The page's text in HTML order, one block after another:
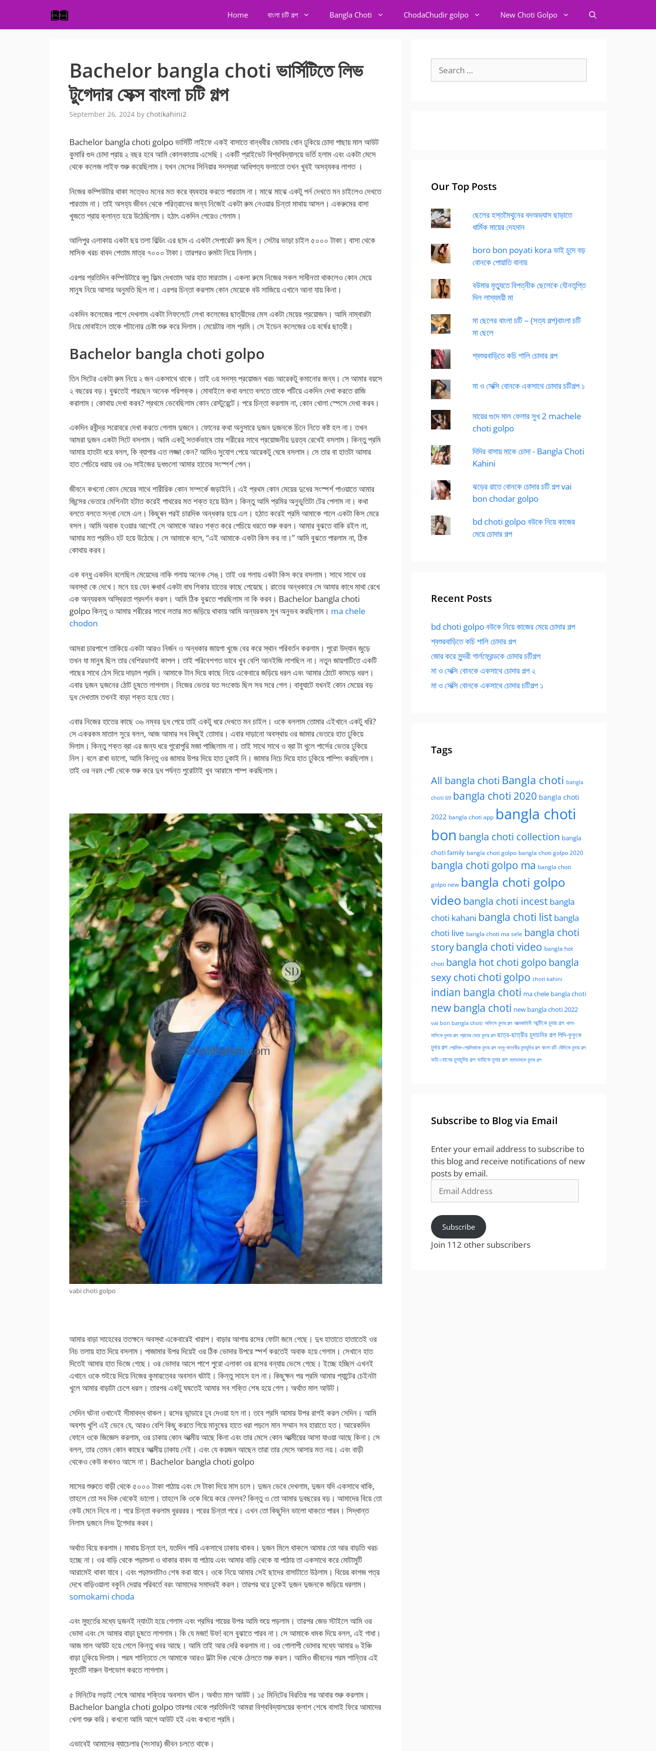
content
Home বাংলা চটি গল্প Bangla Choti ChodaChudir golpo New Choti Golpo
Bachelor bangla choti ভার্সিটিতে লিভ
টুগেদার সেক্স বাংলা চটি গল্প
September 26, 2024 by chotikahini2
Bachelor bangla choti golpo ভার্সিটি লাইফে একই বাসাতে বান্ধবীর ভোদায় ধোন ঢুকিয়ে চোদা পাছায় মাল আউট
কুমারি গুদ চোদা প্রায় ২ বছর হবে আমি কোলকাতায় এসেছি। একটি প্রাইভেট বিশ্ববিদ্যালয়ে ভর্তি হলাম এবং একটা মেসে
থেকে কলেজ লাইফ শুরু করেছিলাম। যখন মেসের সিনিয়ার সদস্যরা আধিপত্য ফলাতো তখন খুবই অসহ্যকর লাগত ।
নিজের কম্পিউটার থাকা সত্বেও মনের মত করে ব্যবহার করতে পারতাম না। মাঝে মাঝে একটু পর্ন দেখতে মন চাইলেও দেখতে
পারতাম না। তাই অসহ্য জীবন থেকে পরিত্রানের জন্য নিজেই একটা রুম নেওয়ার চিন্তা মাথায় আসল। একরুমের বাসা
খুজতে প্রায় ক্লান্ত হয়ে উঠেছিলাম। হঠাৎ একদিন পেয়েও গেলাম।
আলিপুর এলাকায় একটা ছয় তলা বিল্ডিং এর ছাদ এ একটা সেপারেট রুম ছিল। সেটার ভাড়া চাইল ৫০০০ টাকা। বাসা থেকে
মাসিক খরচ বাবদ পেতাম মাত্র ৭০০০ টাকা। তারপরও রুমটা নিয়ে নিলাম।
এরপর প্রতিদিন কম্পিউটারে ব্লু ফিল্ম দেখতাম আর হাত মারতাম। একলা রুমে নিজের সকল সাধীনতা থাকলেও কোন মেয়ে
মানুষ নিয়ে আসার অনুমতি ছিল না। এরপর চিন্তা করলাম কোন মেয়েকে বউ সাজিয়ে এখানে আনা যায় কিনা।
একদিন কলেজের পাশে দেখলাম একটা লিফলেটে লেখা কলেজের ছাত্রীদের মেস একটা মেয়ের প্রয়োজন। আমি নাম্বারটা
নিয়ে মোবাইলে তাকে পটানোর চেষ্টা শুরু করে দিলাম। মেয়েটার নাম প্রমি। সে ইডেন কলেজের ৩য় বর্ষের ছাত্রী।
Bachelor bangla choti golpo
তিন সিটের একটা রুম নিয়ে ২ জন একসাথে থাকে। তাই ৩য় সদস্য প্রয়োজন খরচ আরেকটু কমানোর জন্য। সে আমার বয়সে
২ বছরের বড়। বুঝতেই পারছেন অনেক পরিপক্ক। মোবাইলে কথা বলতে বলতে তাকে পটিয়ে একদিন দেখা করতে রাজি
করালাম। কোথায় দেখা করব? প্রথমে ভেবেছিলাম কোন রেস্টুরেন্টে। পরে চিন্তা করলাম না, কোন খোলা স্পেসে দেখা করব।
একদিন রবীন্দ্র সরোবরে দেখা করতে গেলাম দুজনে। ফোনের কথা অনুসারে দুজন দুজনকে চিনে নিতে কষ্ট হল না। তখন
আমরা দুজন একটা সিটে বসলাম। আমি একটু সতর্কভাবে তার শরীরের সাথে প্রয়োজনীয় দুরত্ব রেখেই বসলাম। কিন্তু প্রমি
আমার হাতটা ধরে বলল, কি ব্যাপার এত লজ্জা কেন? আমিও সুযোগ পেয়ে আরেকটু ঘেষে বসলাম। সে তার বা হাতটা আমার
হাত পেচিয়ে ধরায় ওর ৩৬ সাইজের দুধগুলো আমার হাতের সংস্পর্শ পেল।
জীবনে কখনো কোন মেয়ের সাথে শারীরিক কোন সম্পর্কে জড়াইনি। এই প্রথম কোন মেয়ের দুধের সংস্পর্শ পাওয়াতে আমার
জিন্সের ভেতরে মেশিনটা হটাত করেই পাথরের মত শক্ত হয়ে উঠল। কিন্তু আমি প্রমির অনুভুতিটা টের পেলাম না। কথা
বলতে বলতে সন্ধা নেমে এল। কিছুৰন পরই চারদিক অন্ধকার হয়ে এল। হঠাত করেই প্রমি আমাকে গালে একটা কিস মেরে
বসল। আমি অবাক হওয়ার আগেই সে আমাকে আরও শক্ত করে পেচিয়ে ধরতে শুরু করল। আমার বুঝতে বাকি রইল না,
আমার মত প্রমিও হট হয়ে উঠেছে। সে আমাকে বলে, “এই আমাকে একটা কিস কর না।” আমি বুঝতে পারলাম না, ঠিক
কোথায় করব।
এক বন্ধু একদিন বলেছিল মেয়েদের নাকি গলায় অনেক সেঙ্। তাই ওর গলায় একটা কিস করে বসলাম। সাথে সাথে ওর
অবস্থা কে দেখে। মনে হয় যেন ৰুধার্থ একটা বাঘ শিকার হাতের কাছে পেয়েছে। রাতের অন্ধকারে সে আমার কাধে মাথা রেখে
এক অন্যরকম অস্থিরতা প্রদর্শন করল। আমি ঠিক বুঝতে পারছিলাম না কি করব। Bachelor bangla choti
golpo কিন্তু ও আমার শরীরের সাথে লতার মত জড়িয়ে থাকায় আমি অন্যরকম সুখ অনুভব করছিলাম। ma chele
chodon
আমরা চারপাশে তাকিয়ে একটা আরও নির্জন ও অন্ধকার জায়গা খুজে বের করে স্থান পরিবর্তন করলাম। পুরো উদ্যান জুড়ে
তখন যা মানুষ ছিল তার বেশিরভাগই কাপল। তাই পরিবেশগত ভাবে খুব বেশি আনইজি লাগছিল না। নতুন জায়গাটিতে একটি
গাছের সাথে ঠেস দিয়ে দাড়াল প্রমি। আমাকে টান দিয়ে কাছে নিয়ে একেবারে জড়িয়ে ধরল এবং আমার ঠোটে কামড়ে ধরল।
এবার দুজন দুজনের ঠোট চুষতে লাগলাম। নিজের ভেতর যত সংকোচ ছিল সব সরে গেল। বাবুঘাটে যখনই কোন মেয়ের বড়
দুধ দেখতাম তখনই বাড়া শক্ত হয়ে যেত।
এবার নিজের হাতের কাছে ৩৬ নম্বর দুধ পেয়ে তাই একটু ধরে দেখতে মন চাইল। ওকে বললাম তোমার এইখানে একটু ধরি?
সে একরকম মাতাল সুরে বলল, আজ আমার সব কিছুই তোমার। এবার দাড়ানো অবস্থায় ওর জামার ভেতরে হাত ঢুকিয়ে
দিলাম। কিন্তু শক্ত ব্রা এর জন্য ধরে পুরোপুরি মজা পাচ্ছিলাম না। তাই সাথে সাথে ও ব্রা টা খুলে পার্সের ভেতর ঢুকিয়ে
নিল। বলে রাখা ভালো, আমি কিন্তু ওর জামার উপর দিয়ে হাত ঢুকাই নি। জামার নিচে দিয়ে হাত ঢুকিয়ে পাম্পিং করছিলাম।
তাই ওর নরম পেট থেকে শুরু করে দুধ পর্যন্ত পুরোটাই খুব আরামে পাম্প করছিলাম।
vabi choti golpo
আমার বাড়া সাহেবের ততক্ষনে অবস্থা একেবারেই খারাপ। বাড়ার আগায় রসের ফোটা জমে গেছে। দুধ হাতাতে হাতাতেই ওর
নিচ তলায় হাত দিয়ে বসলাম। পাজামার উপর দিয়েই ওর ঠিক ভোদার উপরে স্পর্শ করতেই অবাক হয়ে গেলাম। সেখানে হাত
দিতেই আমার হাত ভিজে গেছে। ওর ভোদার আসে পাশে পুরো এলাকা ওর রসের বন্যায় ভেসে গেছে। ইচ্ছে হচ্ছিল এখনই
এখানে ওকে শুইয়ে দিয়ে নিজের কুমারত্বের অবসান ঘটাই। কিন্তু সাহস হল না। কিছুক্ষন পর প্রমি আমার প্যান্টের চেইনটা
খুলে আমার বাড়াটা চেপে ধরল। তারপর একটু ঘষতেই আমার সব শক্তি শেষ হয়ে গেল। অর্থাত মাল আউট।
সেদিন ঘটনা ওখানেই সীমাবদ্ধ থাকল। রসের ভান্ডারে ঢুব দেওয়া হল না। তবে প্রমি আমার উপর রাগই করল সেদিন। আমি
অবশ্য খুশি এই ভেবে যে, আরও বেশি কিছু করতে গিয়ে মানুষের হাতে ধরা পড়লে মান সম্মান সব হারাতে হত। আরেকদিন
ফোনে ওকে জিজ্ঞেস করলাম, ওর ঢাকায় কোন আত্মীয় আছে কিনা এবং তার মেসে কোন আত্মীয়ের আসা যাওয়া আছে কিনা। সে
বলল, তার তেমন কোন কাছের আত্মীয় ঢাকায় নেই। এবং যে কয়জন আছেন তারা তার মেসে আসার মত নয়। এবং বাড়ী
থেকেও কেউ কখনও আসে না। Bachelor bangla choti golpo
মাসের শুরুতে বাড়ী থেকে ৫০০০ টাকা পাঠায় এবং সে টাকা দিয়ে মাস চলে। দুজন ভেবে দেখলাম, দুজন যদি একসাথে থাকি,
তাহলে তো সব দিক থেকেই ভালো। তাহলে কি ওকে বিয়ে করে ফেলব? কিন্তু ও তো আমার দুবছরের বড়। আমাদের বিয়ে তো
কেউ মেনে নিবে না। পরে চিন্তা করলাম ধুরররর। পরের চিন্তা পরে। এখন তো কিছুদিন ভালো থাকতে পারব। সিদ্ধান্ত
নিলাম দুজনে লিভ টুগেদার করব।
অর্থাত বিয়ে করলাম। মাথায় চিন্তা হল, যতদিন পারি একসাথে ঢাকায় থাকব। দুজন মিলে থাকলে আমার তো আর বাড়তি খরচ
হচ্ছে না। ওর বাড়ি থেকে পড়াশুনা ও থাকার বাবদ যা পাঠায় এবং আমার বাড়ি থেকে যা পাঠায় তা একসাথে করে মোটামুটি
আরামেই থাকা যাবে। এবং পড়াশুনাটাও শেষ করা যাবে। ওকে নিয়ে আমার সেই ছাদের বাসাটাতে উঠলাম। বিয়ের কাগজ পত্র
দেখে বাড়িওয়ালা বকুনি দেয়ার পরিবর্তে বরং আমাদের সমাদরই করল। তারপর ঘরে ঢুকেই দুজন দুজনকে জড়িয়ে ধরলাম।
somokami choda
এবং মুহুর্তের মধ্যে দুজনই ন্যাংটা হয়ে গেলাম এবং প্রমির গায়ের উপর আমি শুয়ে পড়লাম। তারপর জেড স্টাইলে আমি ওর
ভোদা এবং সে আমার বাড়া চুষতে লাগলাম। কি যে মজা! উফ! বলে বুঝাতে পারব না। সে আমাকে ধমক দিয়ে বলল, এই গাধা।
আজ মাল আউট হয়ে গেলে কিন্তু খবর আছে। আমি তাই আর দেরি করলাম না। ওর গোলাপী ভোদার মধ্যে আমার ৬ ইঞ্চি
বাড়া ঢুকিয়ে দিলাম। পরম শান্তিতে সে আমাকে আরও উল্টা দিক থেকে ঠেলতে শুরু করল। আমিও জীবনের পরম শান্তির এই
মুহুর্তটি দারুন উপভোগ করতে লাগলাম।
৫ মিনিটের লড়াই শেষে আমার শক্তির অবসান ঘটল। অর্থাত মাল আউট। ১৫ মিনিটের বিরতির পর আবার শুরু করলাম।
Bachelor bangla choti golpo তারপর থেকে প্রতিদিনই আমরা বিশ্ববিদ্যালয়ের ক্লাশ শেষে বাসাই ফিরে আমাদের
খেলা শুরু করি। কখনো আমি আগে আউট হই এবং কখনো প্রমি।
এভাবেই আমাদের ব্যাচেলার (সংসার) জীবন চলতে থাকে।
for:
Our Top Posts
ছেলের হস্তমৈথুনের বদঅভ্যাস ছাড়াতে
ধার্মিক মায়ের দেহদান
boro bon poyati kora ভাই চুদে বড়
বোনকে পোয়াতি বানায়
বউমার মৃত্যুতে বিপত্নীক ছেলেকে যৌনতৃপ্তি
দিল লাস্যময়ী মা
মা ছেলের বাংলা চটি – (সত্য গল্প)বাংলা চটি
মা ছেলে
শ্বশুরবাড়িতে কচি শালি চোদার গল্প
মা ও সেক্সি বোনকে একসাথে চোদার চটিগল্প ১
মায়ের গুদে মাল ফেলার সুখ 2 machele
choti golpo
দিদির বাসায় মাকে চোদা - Bangla Choti
Kahini
ঝড়ের রাতে বোনকে চোদার চটি গল্প vai
bon chodar golpo
bd choti golpo বউকে নিয়ে কাজের
মেয়ে চোদার গল্প
Recent Posts
bd choti golpo বউকে নিয়ে কাজের মেয়ে চোদার গল্প
শ্বশুরবাড়িতে কচি শালি চোদার গল্প
জোর করে সুন্দরী গার্লফ্রেন্ডকে চোদার চটিগল্প
মা ও সেক্সি বোনকে একসাথে চোদার গল্প ২
মা ও সেক্সি বোনকে একসাথে চোদার চটিগল্প ১
Tags
All bangla choti Bangla choti bangla
choti 69 bangla choti 2020 bangla choti
2022 bangla choti app bangla choti
bon bangla choti collection bangla
choti family bangla choti golpo bangla choti golpo 2020
bangla choti golpo ma bangla choti
golpo new bangla choti golpo
video bangla choti incest bangla
choti kahani bangla choti list bangla
choti live bangla choti ma sele bangla choti
storybangla choti video bangla hot
choti bangla hot choti golpo bangla
sexy choti choti golpo choti kahini
indian bangla choti ma chele bangla choti
new bangla choti new bangla choti 2022
vai bon bangla choti অফিসে চুদার গল্প আত্মকাহিনী আন্টিকে চুদার গল্প খালা-
মাসিকে চুদার গল্প গ্রামের মেয়ে চুদার গল্প ছাত্র-ছাত্রীর চুদাচদির গল্প পিসি-ফুফুকে
চুদার গল্প প্রেমিক-প্রেমিকাকে চুদার গল্প বন্ধু-বান্ধবীর চুদাচুদির গল্প বাংলা চটি বৌদিকে চুদার গল্প
ভাই-বোনের চুদাচুদির গল্প ভাবিকে চুদার গল্প ম্যাডামকে চুদার গল্প
Subscribe to Blog via Email
Enter your email address to subscribe to
this blog and receive notifications of new
posts by email.
Address
Subscribe
Join 112 other subscribers